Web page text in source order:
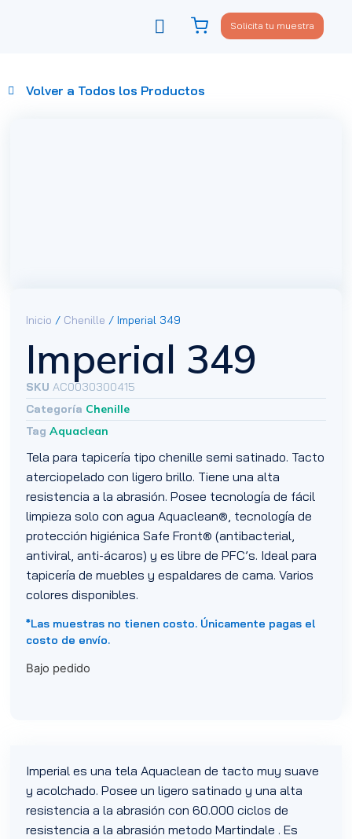
Solicita tu muestra
Volver a Todos los Productos
Inicio / Chenille / Imperial 349
Imperial 349
SKUAC0030300415
Categoría Chenille
Tag Aquaclean
Tela para tapicería tipo chenille semi satinado. Tacto
aterciopelado con ligero brillo. Tiene una alta
resistencia a la abrasión. Posee tecnología de fácil
limpieza solo con agua Aquaclean®, tecnología de
protección higiénica Safe Front® (antibacterial,
antiviral, anti-ácaros) y es libre de PFC’s. Ideal para
tapicería de muebles y espaldares de cama. Varios
colores disponibles.
*Las muestras no tienen costo. Únicamente pagas el
costo de envío.
Bajo pedido
Imperial es una tela Aquaclean de tacto muy suave
y acolchado. Posee un ligero satinado y una alta
resistencia a la abrasión con 60.000 ciclos de
resistencia a la abrasión metodo Martindale . Es